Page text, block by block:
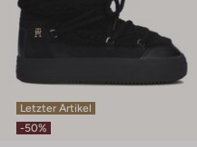
Letzter Artikel
-50%